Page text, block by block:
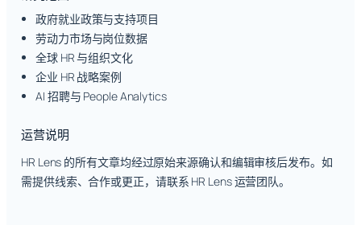
政府就业政策与支持项目
劳动力市场与岗位数据
全球 HR 与组织文化
企业 HR 战略案例
AI 招聘与 People Analytics
运营说明
HR Lens 的所有文章均经过原始来源确认和编辑审核后发布。如
需提供线索、合作或更正，请联系 HR Lens 运营团队。